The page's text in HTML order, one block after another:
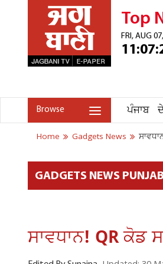
Top
FRI, AUG
Browse ਪੰਜਾਬ
Home Gadgets News
GADGETS NEWS
ਸਾਵਧਾਨ! QR ਕੋਡ